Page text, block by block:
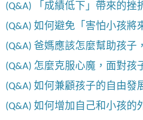
(Q&A) 「成績低下」帶來的挫
(Q&A) 如何避免「害怕小孩將
(Q&A) 爸媽應該怎麼幫助孩子
(Q&A) 怎麼克服心魔，面對孩
(Q&A) 如何兼顧孩子的自由發
(Q&A) 如何增加自己和小孩的